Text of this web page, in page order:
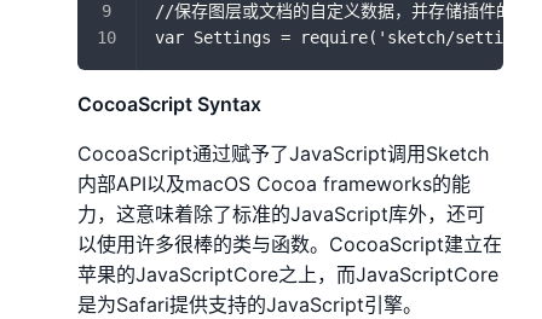
//保存图层或文档的自定义数据，并存储插件的用
var Settings = require('sketch/
CocoaScript Syntax
CocoaScript通过赋予了JavaScript调用Sketch
内部API以及macOS Cocoa frameworks的能
力，这意味着除了标准的JavaScript库外，还可
以使用许多很棒的类与函数。CocoaScript建立在
苹果的JavaScriptCore之上，而JavaScriptCore
是为Safari提供支持的JavaScript引擎。